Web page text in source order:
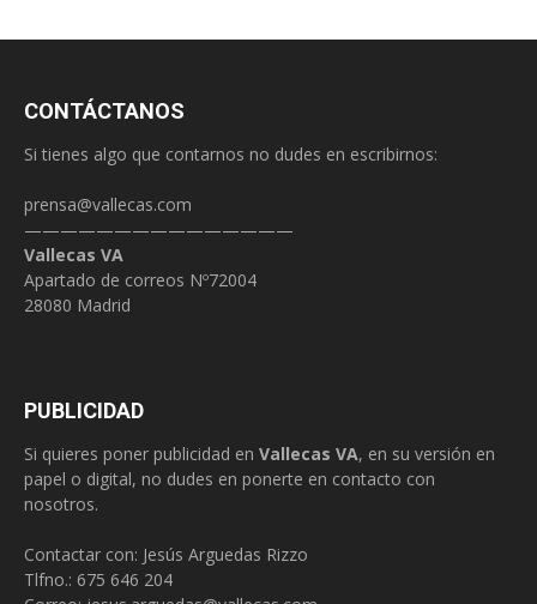
CONTÁCTANOS
Si tienes algo que contarnos no dudes en escribirnos:
prensa@vallecas.com
———————————————
Vallecas VA
Apartado de correos Nº72004
28080 Madrid
PUBLICIDAD
Si quieres poner publicidad en Vallecas VA, en su versión en
papel o digital, no dudes en ponerte en contacto con
nosotros.
Contactar con: Jesús Arguedas Rizzo
Tlfno.: 675 646 204